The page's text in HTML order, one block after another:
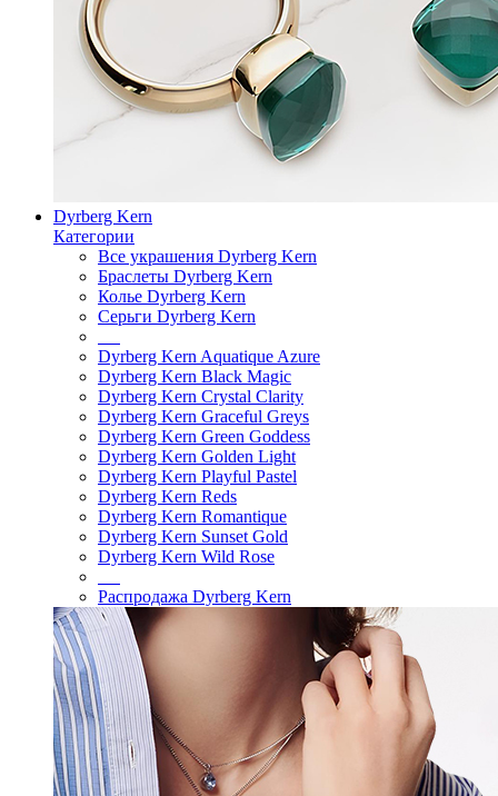
Dyrberg Kern
Категории
Все украшения Dyrberg Kern
Браслеты Dyrberg Kern
Колье Dyrberg Kern
Серьги Dyrberg Kern
Dyrberg Kern Aquatique Azure
Dyrberg Kern Black Magic
Dyrberg Kern Crystal Clarity
Dyrberg Kern Graceful Greys
Dyrberg Kern Green Goddess
Dyrberg Kern Golden Light
Dyrberg Kern Playful Pastel
Dyrberg Kern Reds
Dyrberg Kern Romantique
Dyrberg Kern Sunset Gold
Dyrberg Kern Wild Rose
Распродажа Dyrberg Kern